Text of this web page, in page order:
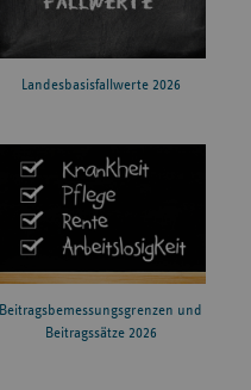
Landesbasisfallwerte 2026
Beitragsbemessungsgrenzen und
Beitragssätze 2026